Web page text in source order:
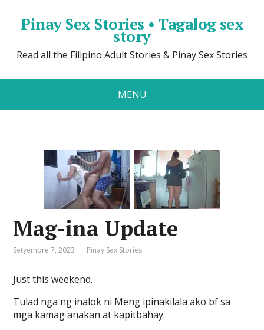
Pinay Sex Stories • Tagalog sex
story
Read all the Filipino Adult Stories & Pinay Sex Stories
MENU
Mag-ina Update
Setyembre 7, 2023 Pinay Sex Stories
Just this weekend.
Tulad nga ng inalok ni Meng ipinakilala ako bf sa
mga kamag anakan at kapitbahay.